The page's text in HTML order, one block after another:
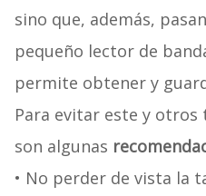
sino que, además,
pequeño lector de
permite obtener y
Para evitar este y
son algunas
• No perder de vista la